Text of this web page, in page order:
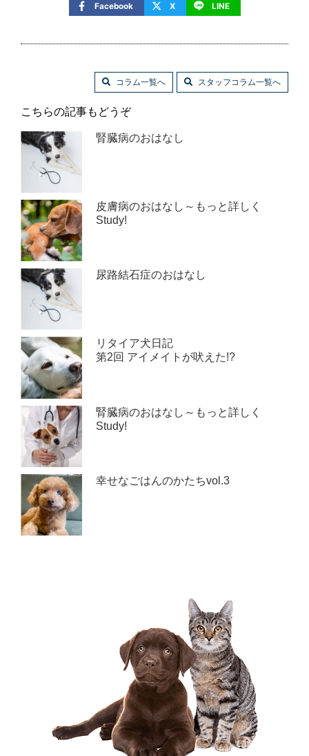
Facebook X LINE
コラム一覧へ スタッフコラム一覧へ
こちらの記事もどうぞ
腎臓病のおはなし
皮膚病のおはなし～もっと詳しく
Study!
尿路結石症のおはなし
リタイア犬日記
第2回 アイメイトが吠えた!?
腎臓病のおはなし～もっと詳しく
Study!
幸せなごはんのかたちvol.3